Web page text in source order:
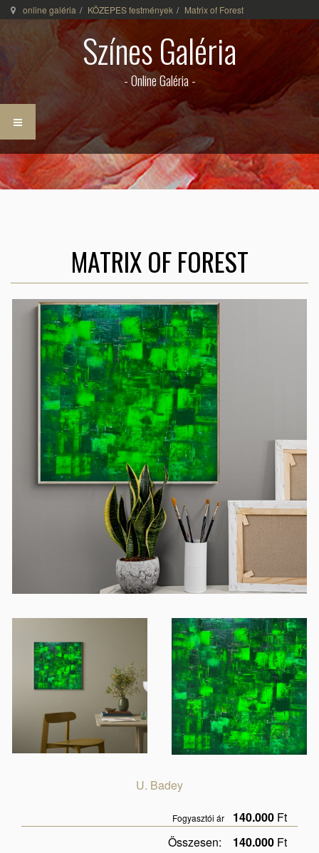
online galéria KÖZEPES festmények Matrix of Forest
Színes Galéria
- Online Galéria -
MATRIX OF FOREST
U. Badey
Fogyasztói ár 140.000 Ft
Összesen:
140.000 Ft